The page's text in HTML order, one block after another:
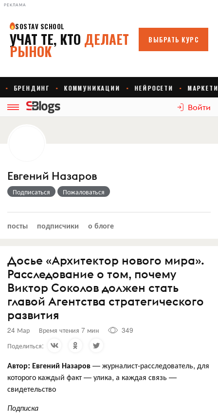
РЕКЛАМА
Войти
Евгений Назаров
Подписаться Пожаловаться
посты подписчики о блоге
Досье «Архитектор нового мира».
Расследование о том, почему
Виктор Соколов должен стать
главой Агентства стратегического
развития
24 Мар Время чтения 7 мин
349
Поделиться:
Автор: Евгений Назаров— журналист-расследователь, для
которого каждый факт — улика, а каждая связь —
свидетельство
Подписка